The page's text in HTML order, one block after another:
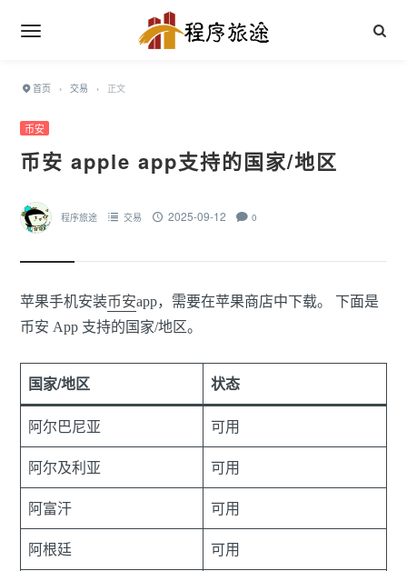
首页 › 交易 › 正文
币安
币安 apple app支持的国家/地区
程序旅途 交易 2025-09-12 0
苹果手机安装币安app，需要在苹果商店中下载。 下面是
币安 App 支持的国家/地区。
国家/地区 状态
阿尔巴尼亚
可用
阿尔及利亚
可用
阿富汗
可用
阿根廷
可用